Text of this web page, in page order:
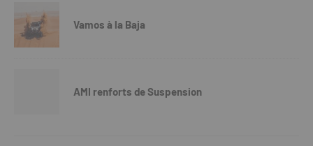
Vamos à la Baja
AMI renforts de Suspension